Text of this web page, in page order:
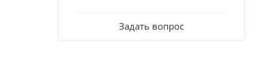
Задать вопрос